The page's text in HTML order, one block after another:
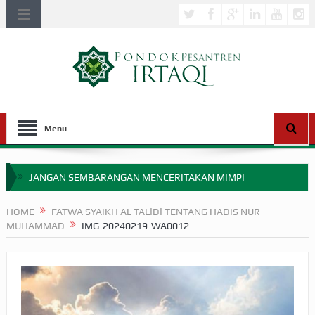
Menu
JANGAN SEMBARANGAN MENCERITAKAN MIMPI
MIMPI YANG DIABAIKAN MENJELANG PERANG BADAR
SEBELUM TIBA SAAT WAJIB?
HAKIKAT NIKMAT DI DUNIA!
HOME
FATWA SYAIKH AL-TALĪDĪ TENTANG HADIS NUR
MUHAMMAD
IMG-20240219-WA0012